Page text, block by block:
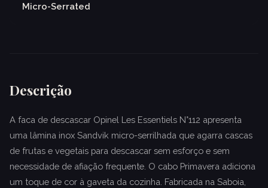
Micro-Serrated
Descrição
A faca de descascar Opinel Les Essentiels N°112 apresenta
uma lâmina inox Sandvik micro-serrilhada que agarra cascas
de frutas e vegetais para descascar sem esforço e sem
necessidade de afiação frequente. O cabo Primavera adiciona
um toque de cor à gaveta da cozinha. Fabricada na Saboia,